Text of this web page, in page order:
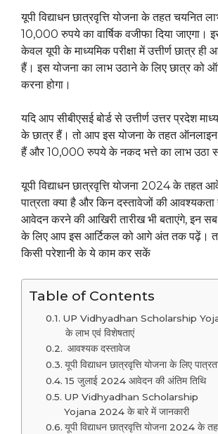
यूपी विद्याधन छात्रवृत्ति योजना के तहत चयनित
10,000 रुपये का वार्षिक वजीफा दिया जाएगा।
केवल यूपी के माध्यमिक परीक्षा में उत्तीर्ण छात्र
हैं। इस योजना का लाभ उठाने के लिए छात्र को
करना होगा।
यदि आप सीबीएसई बोर्ड से उत्तीर्ण उत्तर प्रदेश
के छात्र हैं। तो आप इस योजना के तहत
हैं और 10,000 रुपये के नकद भत्ते का लाभ उठा
यूपी विद्याधन छात्रवृत्ति योजना 2024 के तहत
पात्रता क्या है और किन दस्तावेजों की
आवेदन करने की आखिरी तारीख भी बताएंगे, इन सब
के लिए आप इस आर्टिकल को आगे अंत तक पढ़ें।
किसी परेशानी के ये काम कर सकें
Table of Contents
UP Vidhyadhan Scholarship
के लाभ एवं विशेषताएं
आवश्यक दस्तावेज
यूपी विद्याधन छात्रवृत्ति योजना के लिए
15 जुलाई 2024 आवेदन की अंतिम तिथि
UP Vidhyadhan Scholarship
Yojana 2024 के बारे में जानकारी
यूपी विद्याधन छात्रवृत्ति योजना 2024